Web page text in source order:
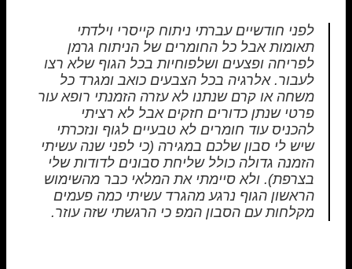
לפני חודשיים עברתי ניתוח קייסרי וילדתי
תאומות אבל כל החומרים של הניתוח גרמן
לפריחה ופצעים ושלפוחיות בכל הגוף שלא רצו
לעבור. אלרגיה בכל הצבעים כואב ומגרד כל
משחה או קרם שנתנו לא עזרה הזמנתי רופא עור
פרטי שנתן כדורים חזקים אבל לא רציתי
להכניס עוד חומרים לא טבעיים לגוף ונזכרתי
שיש לי סבון שלכם במגירה (כי לפני שנה עשיתי
הזמנה גדולה כולל שליחת סבונים לדודות שלי
בצרפת). ולא סיימתי את המלאי כבר מהשימוש
הראשון הגוף נרגע מהגרד עשיתי כמה פעמים
מקלחות עם הסבון המפ כי הרגשתי שזה עוזר.